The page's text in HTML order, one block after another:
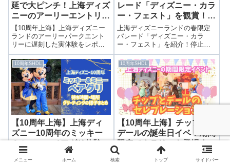
延で大ピンチ！上海ディズ
ニーのアーリーエントリー
に滑り込みした遅刻組体験
レポ！
【10周年上海】上海ディズニー
ランドのアーリーパークエント
リーに遅刻した実体験をレポ！
飛行機遅延後の入園時間、待ち
時間、ミッキー＆ミニーグリー
ティングの様子などを詳しく紹
介します。
レード「ディズニー・カラ
ー・フェスト」を観賞！停
止位置・登場キャラクタ
ー・場所取りをレポ
上海ディズニーランドの春限定
パレード「ディズニー・カラ
ー・フェスト」を紹介！停止位
置、登場キャラクター、場所取
りの様子、実際の鑑賞レポを詳
しくまとめました。
10周年SHDL
【10周年上海】上海ディ
ズニー10周年のミッキー
＆ミニーのペアグリ体験レ
ポート！待ち時間・場所・
グリーティングの様子まと
上海ディズニー10周年のミッキ
ー＆ミニーのペアグリ体験レ
10周年SHDL
【10周年上海】チップと
デールの誕生日イベ！期間
限定でクラリスも登場する
特別なセレブレーション
こんにちは！いつもブログを読
んでいただき、ありがとうござ
メニュー ホーム 検索 トップ サイドバー